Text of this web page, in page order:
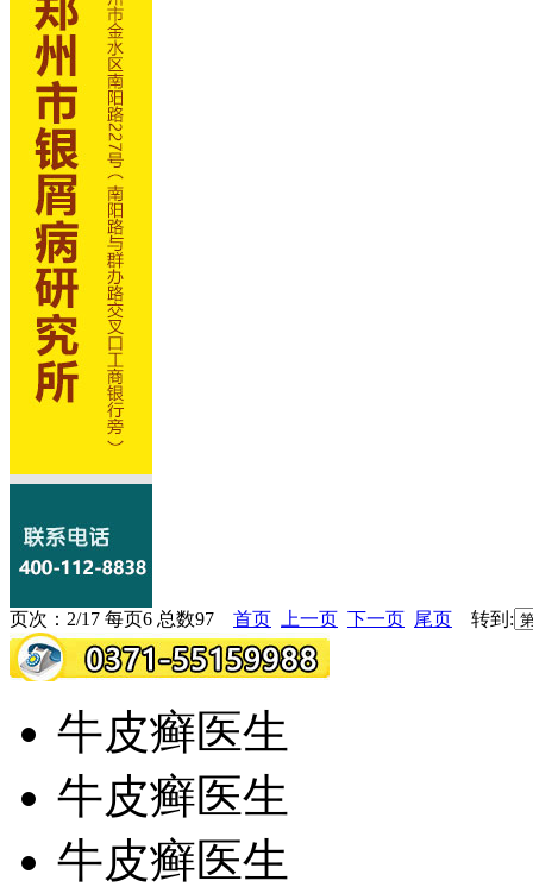
页次：2/17 每页6 总数97 首页 上一页 下一页 尾页 转到:
牛皮癣医生
牛皮癣医生
牛皮癣医生